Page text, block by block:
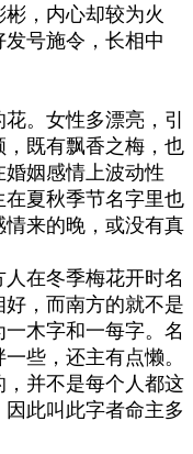
，内心却较为火
号施令，长相中
。女性多漂亮，引
，既有飘香之梅，也
姻感情上波动性
夏秋季节名字里也
来的晚，或没有真
在冬季梅花开时名
，而南方的就不是
木字和一每字。名
些，还主有点懒。
并不是每个人都这
此叫此字者命主多